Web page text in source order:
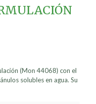
(Mon 44068) con el
solubles en agua. Su